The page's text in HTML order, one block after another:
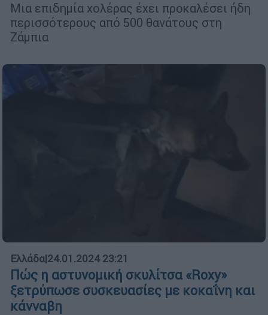
Μια επιδημία χολέρας έχει προκαλέσει ήδη
περισσότερους από 500 θανάτους στη
Ζάμπια
Ελλάδα|24.01.2024 23:21
Πώς η αστυνομική σκυλίτσα «Roxy»
ξετρύπωσε συσκευασίες με κοκαΐνη και
κάνναβη